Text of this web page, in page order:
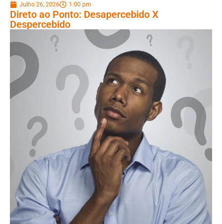
Julho 26, 2026 1:00 pm
Direto ao Ponto: Desapercebido X
Despercebido